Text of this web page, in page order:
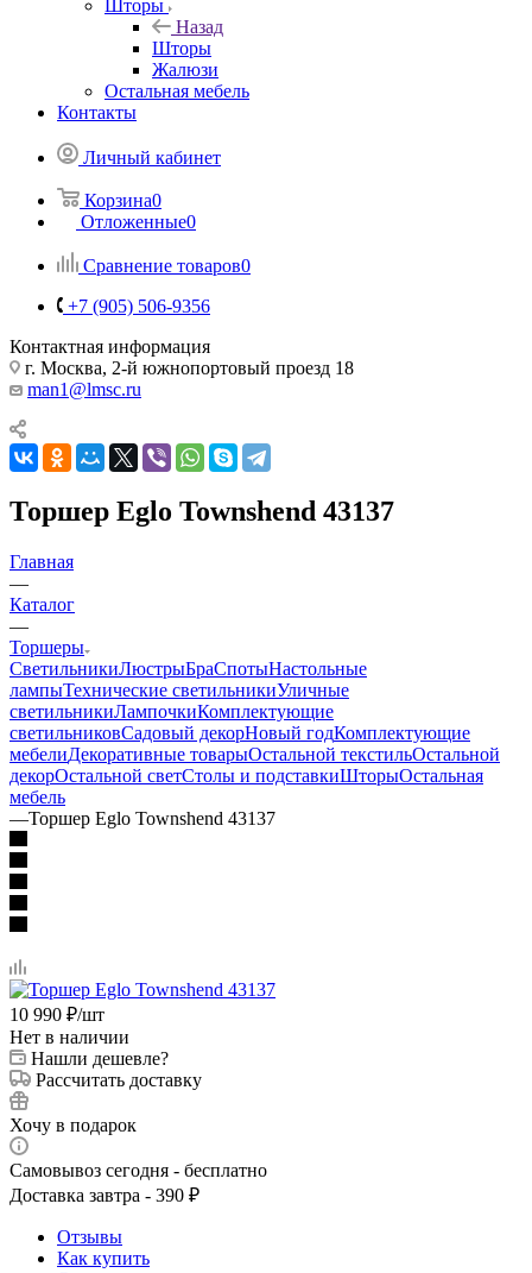
Шторы
Назад
Шторы
Жалюзи
Остальная мебель
Контакты
Личный кабинет
Корзина0
Отложенные0
Сравнение товаров0
+7 (905) 506-9356
Контактная информация
г. Москва, 2-й южнопортовый проезд 18
man1@lmsc.ru
Торшер Eglo Townshend 43137
Главная
—
Каталог
—
Торшеры
СветильникиЛюстрыБраСпотыНастольные
лампыТехнические светильникиУличные
светильникиЛампочкиКомплектующие
светильниковСадовый декорНовый годКомплектующие
мебелиДекоративные товарыОстальной текстильОстальной
декорОстальной светСтолы и подставкиШторыОстальная
мебель
—Торшер Eglo Townshend 43137
10 990 ₽/шт
Нет в наличии
Нашли дешевле?
Рассчитать доставку
Хочу в подарок
Самовывоз сегодня - бесплатно
Доставка завтра - 390 ₽
Отзывы
Как купить